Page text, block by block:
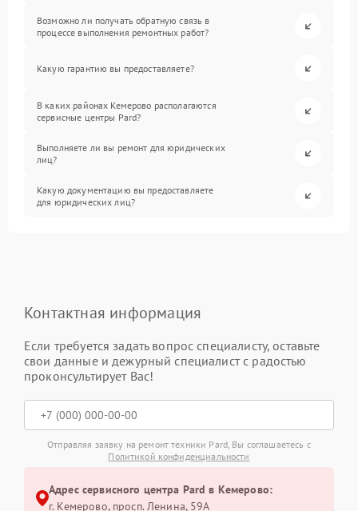
Возможно ли получать обратную связь в
процессе выполнения ремонтных работ?
Какую гарантию вы предоставляете?
В каких районах Кемерово располагаются
сервисные центры Pard?
Выполняете ли вы ремонт для юридических
лиц?
Какую документацию вы предоставляете
для юридических лиц?
Контактная информация
Если требуется задать вопрос специалисту, оставьте
свои данные и дежурный специалист с радостью
проконсультирует Вас!
Отправляя заявку на ремонт техники Pard, Вы соглашаетесь с
Политикой конфиденциальности
Адрес сервисного центра Pard в Кемерово:
г. Кемерово, просп. Ленина, 59А